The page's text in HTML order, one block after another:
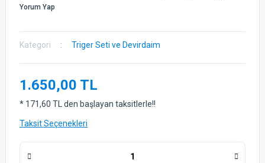
Yorum Yap
Kategori Triger Seti ve Devirdaim
1.650,00 TL
* 171,60 TL den başlayan taksitlerle!!
Taksit Seçenekleri